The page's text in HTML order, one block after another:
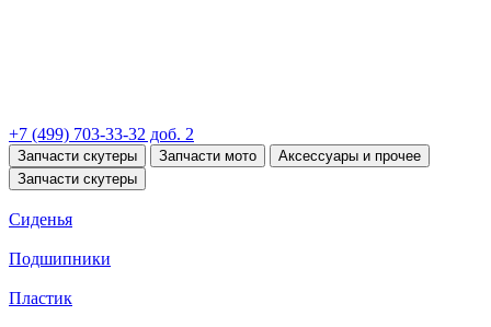
+7 (499) 703-33-32 доб. 2
Запчасти скутеры Запчасти мото
Аксессуары и прочее
Запчасти скутеры
Сиденья
Подшипники
Пластик